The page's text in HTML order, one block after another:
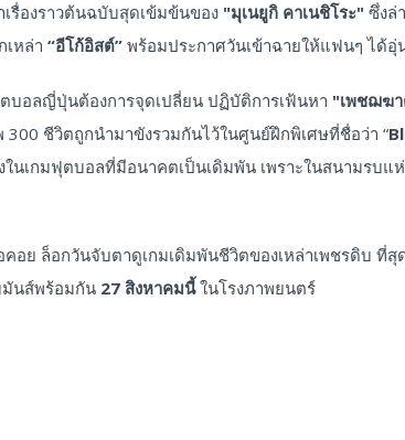
รื่องราวต้นฉบับสุดเข้มข้นของ "มุเนยูกิ คาเนชิโระ" ซึ่งล่
หล่า “อีโก้อิสต์” พร้อมประกาศวันเข้าฉายให้แฟนๆ ได้อุ่
ตบอลญี่ปุ่นต้องการจุดเปลี่ยน ปฏิบัติการเฟ้นหา "เพชฌฆ
300 ชีวิตถูกนำมาขังรวมกันไว้ในศูนย์ฝึกพิเศษที่ชื่อว่า “
ในเกมฟุตบอลที่มีอนาคตเป็นเดิมพัน เพราะในสนามรบแ
คอย ล็อกวันจับตาดูเกมเดิมพันชีวิตของเหล่าเพชรดิบ ที่
มันส์พร้อมกัน 27 สิงหาคมนี้ในโรงภาพยนตร์